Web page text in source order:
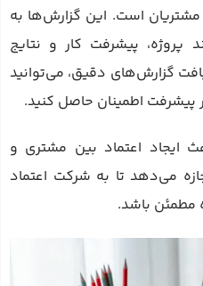
مشتریان است. این گزارش‌ها به
پروژه، پیشرفت کار و نتایج
گزارش‌های دقیق، می‌توانید
اطمینان حاصل کنید.
ایجاد اعتماد بین مشتری و
می‌دهد تا به شرکت اعتماد
مطمئن باشد.